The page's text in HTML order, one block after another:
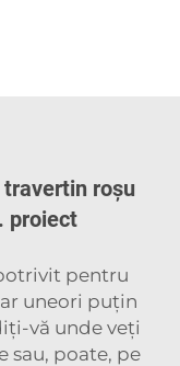
roșu
proiect
pentru
uneori puțin
vă unde veți
sau, poate, pe